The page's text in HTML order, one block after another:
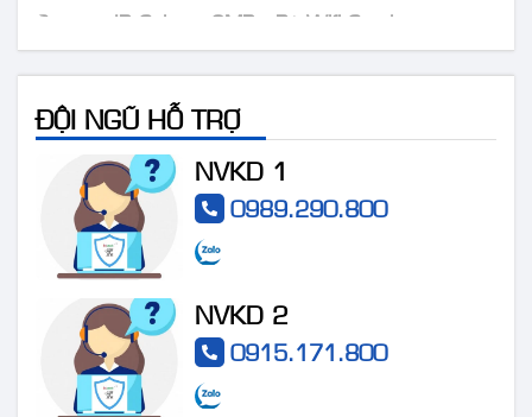
Camera IP Colorvu 2MP
Bộ Wifi Combo
Camera IP AcuSense
thân trụ thế hệ 2 4MP
VT-2CD3BG-DC
Camera DS-
ĐỘI NGŨ HỖ TRỢ
NVKD 1
0989.290.800
NVKD 2
0915.171.800